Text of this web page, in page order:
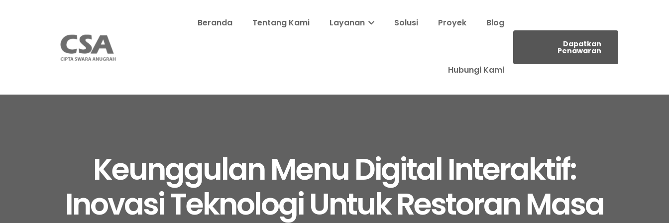
Beranda Tentang Kami Layanan Solusi Proyek Blog
Hubungi Kami
Dapatkan
Penawaran
Keunggulan Menu Digital Interaktif:
Inovasi Teknologi Untuk Restoran Masa